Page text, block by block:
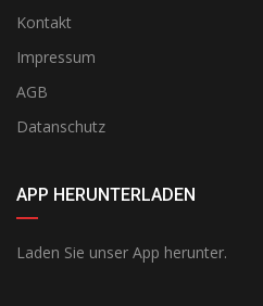
Kontakt
Impressum
AGB
Datanschutz
APP HERUNTERLADEN
Laden Sie unser App herunter.